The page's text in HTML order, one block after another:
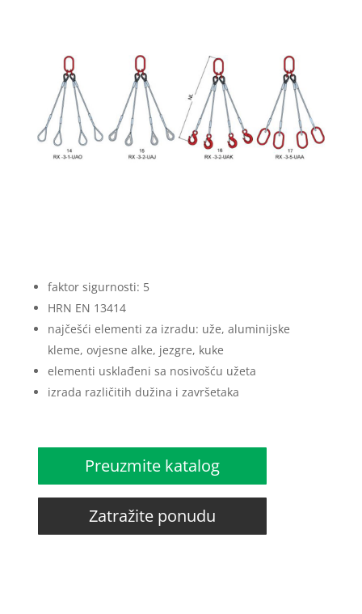
faktor sigurnosti: 5
HRN EN 13414
najčešći elementi za izradu: uže, aluminijske
kleme, ovjesne alke, jezgre, kuke
elementi usklađeni sa nosivošću užeta
izrada različitih dužina i završetaka
Preuzmite katalog
Zatražite ponudu